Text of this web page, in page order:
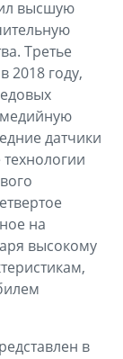
высшую
Третье
2018 году,
датчики
на
высокому
в